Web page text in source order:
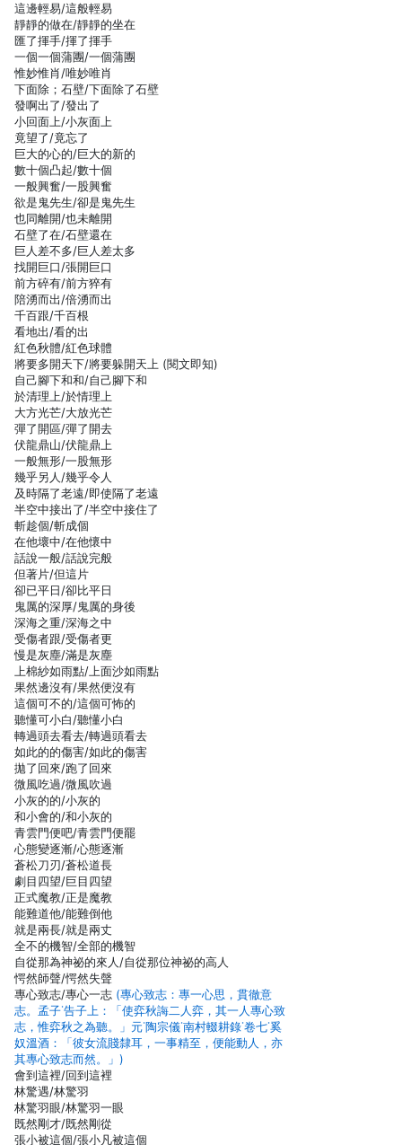
這邊輕易/這般輕易
靜靜的做在/靜靜的坐在
匯了揮手/揮了揮手
一個一個蒲團/一個蒲團
惟妙惟肖/唯妙唯肖
下面除；石壁/下面除了石壁
發啊出了/發出了
小回面上/小灰面上
竟望了/竟忘了
巨大的心的/巨大的新的
數十個凸起/數十個
一般興奮/一股興奮
欲是鬼先生/卻是鬼先生
也同離開/也未離開
石壁了在/石壁還在
巨人差不多/巨人差太多
找開巨口/張開巨口
前方碎有/前方猝有
陪湧而出/倍湧而出
千百跟/千百根
看地出/看的出
紅色秋體/紅色球體
將要多開天下/將要躲開天上 (閱文即知)
自己腳下和和/自己腳下和
於清理上/於情理上
大方光芒/大放光芒
彈了開區/彈了開去
伏龍鼎山/伏龍鼎上
一般無形/一股無形
幾乎另人/幾乎令人
及時隔了老遠/即使隔了老遠
半空中接出了/半空中接住了
斬趁個/斬成個
在他壞中/在他懷中
話說一般/話說完般
但著片/但這片
卻已平日/卻比平日
鬼厲的深厚/鬼厲的身後
深海之重/深海之中
受傷者跟/受傷者更
慢是灰塵/滿是灰塵
上棉紗如雨點/上面沙如雨點
果然邊沒有/果然便沒有
這個可不的/這個可怖的
聽懂可小白/聽懂小白
轉過頭去看去/轉過頭看去
如此的的傷害/如此的傷害
拋了回來/跑了回來
微風吃過/微風吹過
小灰的的/小灰的
和小會的/和小灰的
青雲門便吧/青雲門便罷
心態變逐漸/心態逐漸
蒼松刀刃/蒼松道長
劇目四望/巨目四望
正式魔教/正是魔教
能難道他/能難倒他
就是兩長/就是兩丈
全不的機智/全部的機智
自從那為神祕的來人/自從那位神祕的高人
愕然師聲/愕然失聲
專心致志/專心一志 (專心致志：專一心思，貫徹意
志。孟子˙告子上：「使弈秋誨二人弈，其一人專心致
志，惟弈秋之為聽。」元˙陶宗儀˙南村輟耕錄˙卷七˙奚
奴溫酒：「彼女流賤隸耳，一事精至，便能動人，亦
其專心致志而然。」)
會到這裡/回到這裡
林驚遇/林驚羽
林驚羽眼/林驚羽一眼
既然剛才/既然剛從
張小被這個/張小凡被這個